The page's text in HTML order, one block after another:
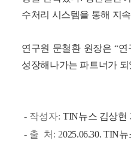
수처리 시스템을 통해 지
연구원 문철환 원장은 “
성장해나가는 파트너가
- 작성자: TIN뉴스 김상현
- 출 처: 2025.06.30. TIN